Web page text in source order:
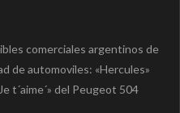
comerciales argentinos de
de automoviles: «Hercules»
t´aime´» del Peugeot 504